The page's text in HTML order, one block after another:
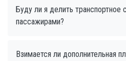
Буду ли я делить транспортное
пассажирами?
Взимается ли дополнительная